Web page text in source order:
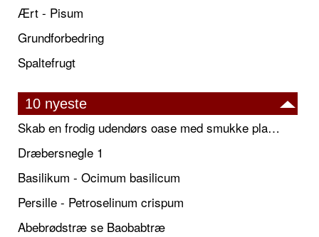
Ært - Pisum
Grundforbedring
Spaltefrugt
10 nyeste
Skab en frodig udendørs oase med smukke plantekrukker og elegante espalier
Dræbersnegle 1
Basilikum - Ocimum basilicum
Persille - Petroselinum crispum
Abebrødstræ se Baobabtræ